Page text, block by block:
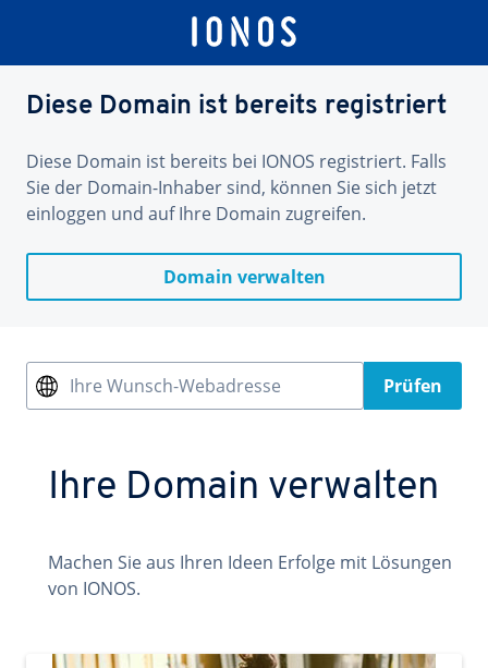
Diese Domain ist bereits registriert
Diese Domain ist bereits bei IONOS registriert. Falls
Sie der Domain-Inhaber sind, können Sie sich jetzt
einloggen und auf Ihre Domain zugreifen.
Domain verwalten
Ihre Wunsch-Webadresse Prüfen
Ihre Domain verwalten
Machen Sie aus Ihren Ideen Erfolge mit Lösungen
von IONOS.